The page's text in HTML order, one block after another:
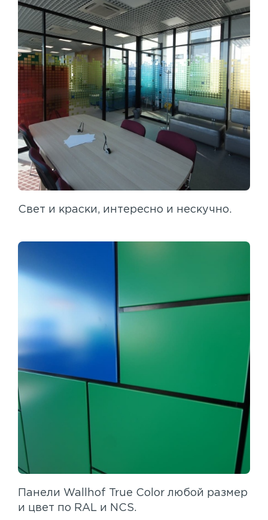
Свет и краски, интересно и нескучно.
Панели Wallhof True Color любой размер
и цвет по RAL и NCS.